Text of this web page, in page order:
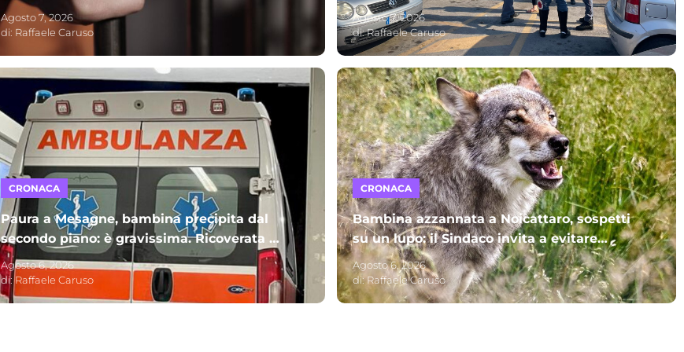
carcere
Agosto 7, 2026
di: Raffaele Caruso
Mincuzzi
Agosto 7, 2026
di:Raffaele Caruso
CRONACA
Paura a Mesagne, bambina precipita dal
secondo piano: è gravissima. Ricoverata al
Policlinico di Bari
Agosto 6, 2026
di:Raffaele Caruso
CRONACA
Bambina azzannata a Noicattaro, sospetti
su un lupo: il Sindaco invita a evitare
parchi e campagne
Agosto 6, 2026
di:Raffaele Caruso